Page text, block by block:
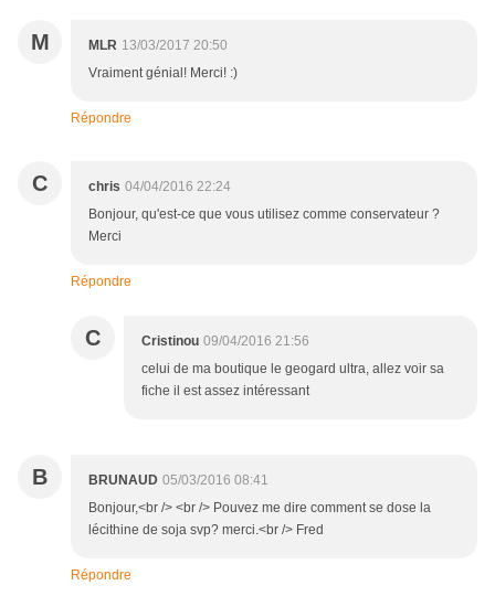
M MLR 13/03/2017 20:50
Vraiment génial! Merci! :)
Répondre
C chris 04/04/2016 22:24
Bonjour, qu'est-ce que vous utilisez comme conservateur ?
Merci
Répondre
C Cristinou 09/04/2016 21:56
celui de ma boutique le geogard ultra, allez voir sa
fiche il est assez intéressant
B BRUNAUD 05/03/2016 08:41
Bonjour,<br /> <br /> Pouvez me dire comment se dose la
lécithine de soja svp? merci.<br /> Fred
Répondre